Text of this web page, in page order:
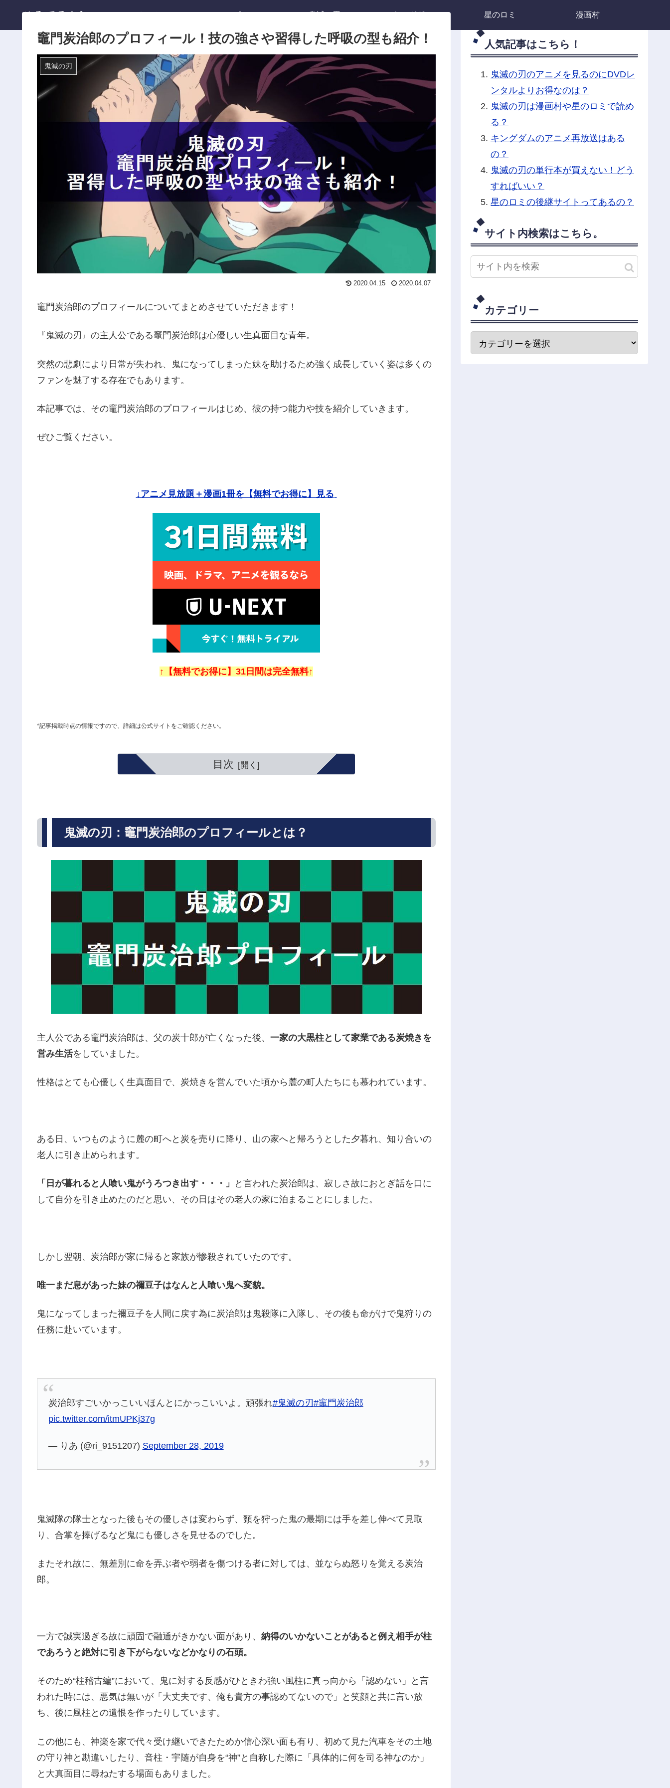
ひろてる.info ホーム ワンピース 鬼滅の刃 キングダム 星のロミ 漫画村
竈門炭治郎のプロフィール！技の強さや習得した呼吸の型も紹介！
鬼滅の刃
2020.04.15 2020.04.07
竈門炭治郎のプロフィールについてまとめさせていただきます！
『鬼滅の刃』の主人公である竈門炭治郎は心優しい生真面目な青年。
突然の悲劇により日常が失われ、鬼になってしまった妹を助けるため強く成長していく姿は多くの
ファンを魅了する存在でもあります。
本記事では、その竈門炭治郎のプロフィールはじめ、彼の持つ能力や技を紹介していきます。
ぜひご覧ください。
↓アニメ見放題＋漫画1冊を【無料でお得に】見る
↑【無料でお得に】31日間は完全無料↑
*記事掲載時点の情報ですので、詳細は公式サイトをご確認ください。
目次
鬼滅の刃：竈門炭治郎のプロフィールとは？
主人公である竈門炭治郎は、父の炭十郎が亡くなった後、 一家の大黒柱として家業である炭焼きを
営み生活をしていました。
性格はとても心優しく生真面目で、炭焼きを営んでいた頃から麓の町人たちにも慕われています。
ある日、いつものように麓の町へと炭を売りに降り、山の家へと帰ろうとした夕暮れ、知り合いの
老人に引き止められます。
「日が暮れると人喰い鬼がうろつき出す・・・」
と言われた炭治郎は、寂しさ故におとぎ話を口に
して自分を引き止めたのだと思い、その日はその老人の家に泊まることにしました。
しかし翌朝、炭治郎が家に帰ると家族が惨殺されていたのです。
唯一まだ息があった妹の禰豆子はなんと人喰い鬼へ変貌。
鬼になってしまった禰豆子を人間に戻す為に炭治郎は鬼殺隊に入隊し、その後も命がけで鬼狩りの
任務に赴いています。
炭治郎すごいかっこいいほんとにかっこいいよ。頑張れ#鬼滅の刃#竈門炭治郎
pic.twitter.com/itmUPKj37g
— りあ (@ri_9151207) September 28, 2019
鬼滅隊の隊士となった後もその優しさは変わらず、頸を狩った鬼の最期には手を差し伸べて見取
り、合掌を捧げるなど鬼にも優しさを見せるのでした。
またそれ故に、無差別に命を弄ぶ者や弱者を傷つける者に対しては、並ならぬ怒りを覚える炭治
郎。
一方で誠実過ぎる故に頑固で融通がきかない面があり、 納得のいかないことがあると例え相手が柱
であろうと絶対に引き下がらないなどかなりの石頭。
そのため“柱稽古編”において、鬼に対する反感がひときわ強い風柱に真っ向から「認めない」と言
われた時には、悪気は無いが「大丈夫です、俺も貴方の事認めてないので」と笑顔と共に言い放
ち、後に風柱との遺恨を作ったりしています。
この他にも、神楽を家で代々受け継いできたためか信心深い面も有り、初めて見た汽車をその土地
の守り神と勘違いしたり、音柱・宇随が自身を“神”と自称した際に「具体的に何を司る神なのか」
と大真面目に尋ねたする場面もありました。
人気記事はこちら！
鬼滅の刃のアニメを見るのにDVDレ
ンタルよりお得なのは？
鬼滅の刃は漫画村や星のロミで読め
る？
キングダムのアニメ再放送はある
の？
鬼滅の刃の単行本が買えない！どう
すればいい？
星のロミの後継サイトってあるの？
サイト内検索はこちら。
カテゴリー